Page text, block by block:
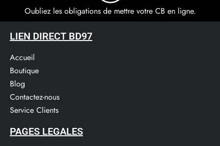
Oubliez les obligations de mettre votre CB en ligne.
LIEN DIRECT BD97
Accueil
Boutique
Blog
Contactez-nous
Service Clients​
PAGES LEGALES